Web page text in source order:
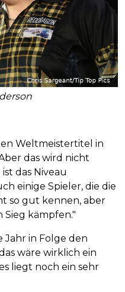
Weltmeistertitel in
das wird nicht
das Niveau
einige Spieler, die die
so gut kennen, aber
Sieg kämpfen."
Jahr in Folge den
wäre wirklich ein
liegt noch ein sehr